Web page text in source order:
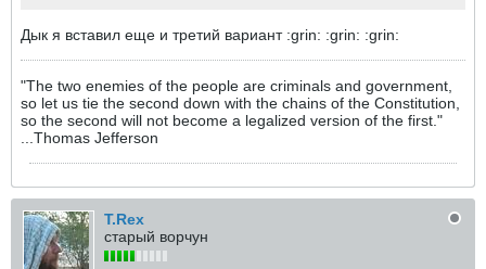
Дык я вставил еще и третий вариант :grin: :grin: :grin:
"The two enemies of the people are criminals and government,
so let us tie the second down with the chains of the Constitution,
so the second will not become a legalized version of the first."
...Thomas Jefferson
T.Rex
старый ворчун